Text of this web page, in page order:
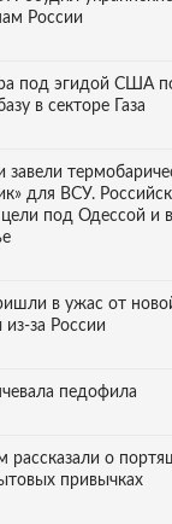
России
под эгидой США
в секторе Газа
завели
для ВСУ.
цели под Одессой и в
в ужас от
за России
педофила
рассказали о
привычках